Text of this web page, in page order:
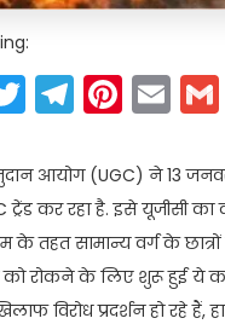
Twitter
आयोग (UGC) ने 13
ट्रेंड कर रहा है. इसे यूजीसी
तहत सामान्य वर्ग के
को रोकने के लिए शुरू हुई ये
विरोध प्रदर्शन हो रहे